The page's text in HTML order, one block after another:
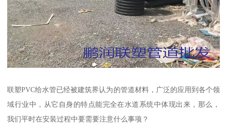
联塑PVC给水管已经被建筑界认为的管道材料，广泛的应用到各个领
域行业中，从它自身的特点能完全在水道系统中体现出来，那么，
我们平时在安装过程中要需要注意什么事项？